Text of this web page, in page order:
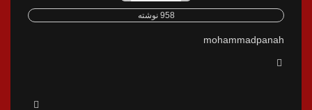
958 نوشته
mohammadpanah